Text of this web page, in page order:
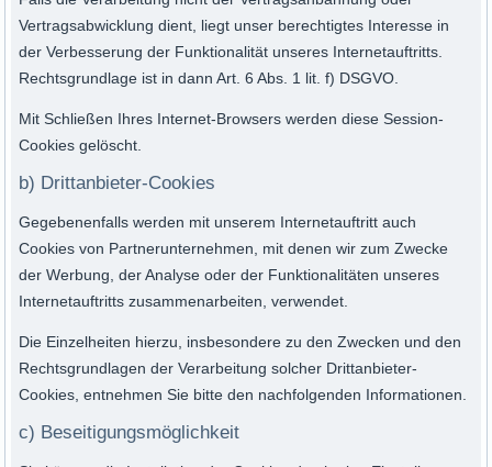
Vertragsabwicklung dient, liegt unser berechtigtes Interesse in
der Verbesserung der Funktionalität unseres Internetauftritts.
Rechtsgrundlage ist in dann Art. 6 Abs. 1 lit. f) DSGVO.
Mit Schließen Ihres Internet-Browsers werden diese Session-
Cookies gelöscht.
b) Drittanbieter-Cookies
Gegebenenfalls werden mit unserem Internetauftritt auch
Cookies von Partnerunternehmen, mit denen wir zum Zwecke
der Werbung, der Analyse oder der Funktionalitäten unseres
Internetauftritts zusammenarbeiten, verwendet.
Die Einzelheiten hierzu, insbesondere zu den Zwecken und den
Rechtsgrundlagen der Verarbeitung solcher Drittanbieter-
Cookies, entnehmen Sie bitte den nachfolgenden Informationen.
c) Beseitigungsmöglichkeit